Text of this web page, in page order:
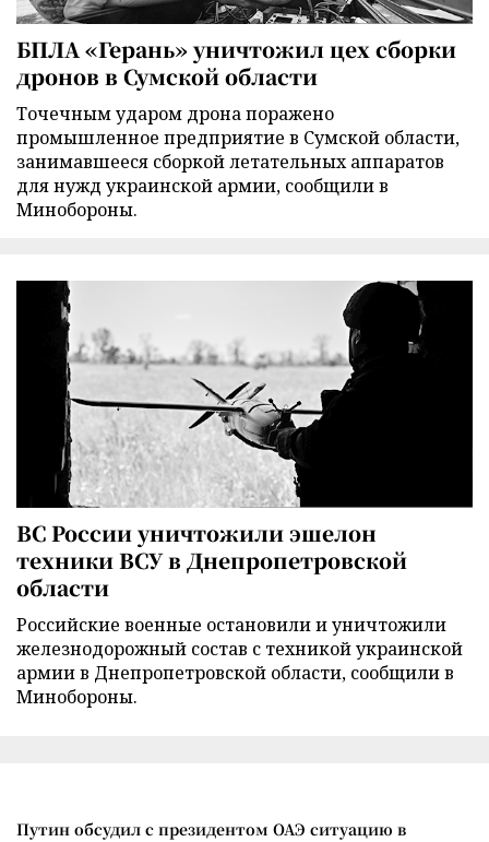
БПЛА «Герань» уничтожил цех сборки
дронов в Сумской области
Точечным ударом дрона поражено
промышленное предприятие в Сумской области,
занимавшееся сборкой летательных аппаратов
для нужд украинской армии, сообщили в
Минобороны.
ВС России уничтожили эшелон
техники ВСУ в Днепропетровской
области
Российские военные остановили и уничтожили
железнодорожный состав с техникой украинской
армии в Днепропетровской области, сообщили в
Минобороны.
Путин обсудил с президентом ОАЭ ситуацию в